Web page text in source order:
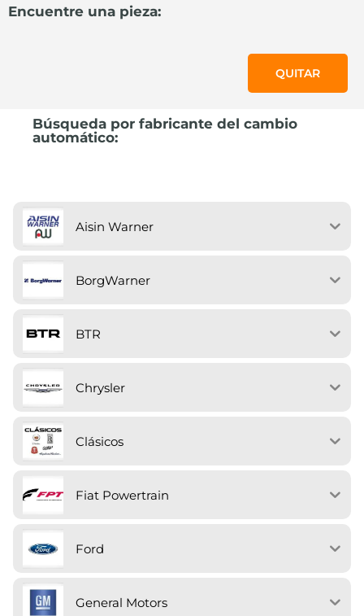
Encuentre una pieza:
QUITAR
Búsqueda por fabricante del cambio
automático:
Aisin Warner
BorgWarner
BTR
Chrysler
Clásicos
Fiat Powertrain
Ford
General Motors